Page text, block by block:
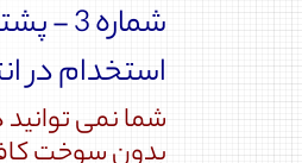
شماره 3 - پشتکار برای رسیدن به هدف.
استخدام در
شما نمی